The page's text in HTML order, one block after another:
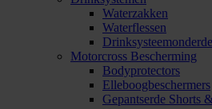
Waterzakken
Waterflessen
Motorcross Bescherming
Bodyprotectors
Elleboogbeschermers
Gepantserde Shorts